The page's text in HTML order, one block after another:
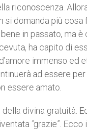
riconoscenza.
si domanda più cosa
in passato, ma è
ha capito di
immenso ed
ad essere
essere amato.
divina gratuità.
“grazie”. Ecco